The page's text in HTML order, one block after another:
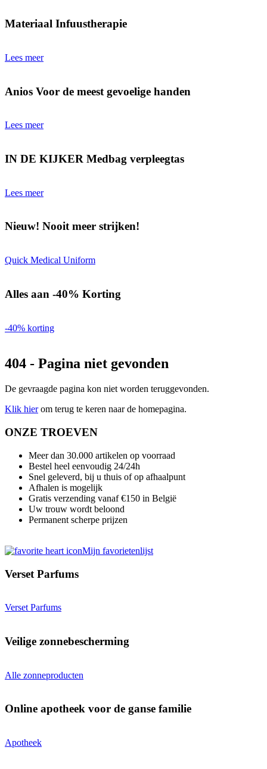
Materiaal Infuustherapie
Lees meer
Anios Voor de meest gevoelige handen
Lees meer
IN DE KIJKER Medbag verpleegtas
Lees meer
Nieuw! Nooit meer strijken!
Quick Medical Uniform
Alles aan -40% Korting
-40% korting
404 - Pagina niet gevonden
De gevraagde pagina kon niet worden teruggevonden.
Klik hierom terug te keren naar de homepagina.
ONZE TROEVEN
Meer dan 30.000 artikelen op voorraad
Bestel heel eenvoudig 24/24h
Snel geleverd, bij u thuis of op afhaalpunt
Afhalen is mogelijk
Gratis verzending vanaf €150 in België
Uw trouw wordt beloond
Permanent scherpe prijzen
Mijn favorietenlijst
Verset Parfums
Verset Parfums
Veilige zonnebescherming
Alle zonneproducten
Online apotheek voor de ganse familie
Apotheek